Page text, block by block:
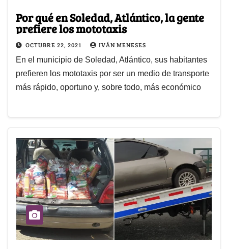
Por qué en Soledad, Atlántico, la gente
prefiere los mototaxis
OCTUBRE 22, 2021 IVÁN MENESES
En el municipio de Soledad, Atlántico, sus habitantes
prefieren los mototaxis por ser un medio de transporte
más rápido, oportuno y, sobre todo, más económico